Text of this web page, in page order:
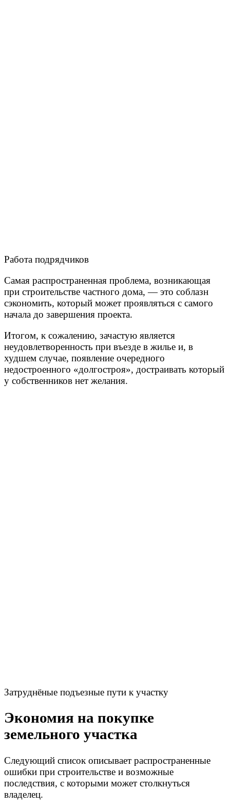
Работа подрядчиков
Самая распространенная проблема, возникающая
при строительстве частного дома, — это соблазн
сэкономить, который может проявляться с самого
начала до завершения проекта.
Итогом, к сожалению, зачастую является
неудовлетворенность при въезде в жилье и, в
худшем случае, появление очередного
недостроенного «долгостроя», достраивать который
у собственников нет желания.
Затруднёные подъезные пути к участку
Экономия на покупке
земельного участка
Следующий список описывает распространенные
ошибки при строительстве и возможные
последствия, с которыми может столкнуться
владелец.